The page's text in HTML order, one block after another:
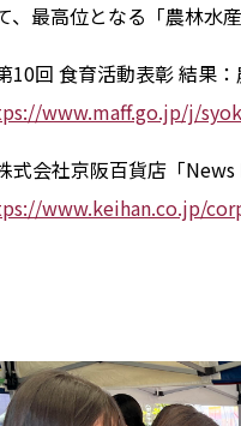
、最高位となる「農林水
10回 食育活動表彰 結果
www.maff.go.jp/j/
式会社京阪百貨店「News
www.keihan.co.jp/